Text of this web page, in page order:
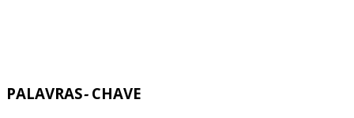
PALAVRAS-CHAVE